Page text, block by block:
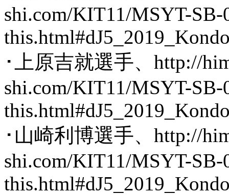
shi.com/KIT11/MSYT-SB-
･上原吉就選手、http://
shi.com/KIT11/MSYT-SB-
･山崎利博選手、http://
shi.com/KIT11/MSYT-SB-